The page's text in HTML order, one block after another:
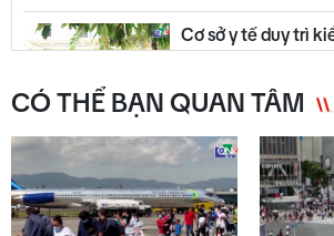
Cơ sở y tế duy trì
nguồn lây COVID-
Thời tiết Quảng
mây, có mưa rào,
lốc
CÓ THỂ BẠN QUAN TÂM